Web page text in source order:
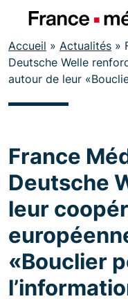
Menu
Contenu
Pied de page
Accueil » Actualités »
Deutsche Welle
autour de leur
France
Deutsche
leur
«Bouclier